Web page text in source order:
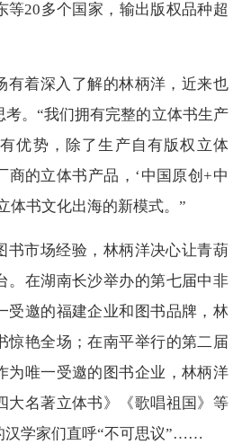
等20多个国家，输出版权品种超
有着深入了解的林柄洋，近来也
。“我们拥有完整的立体书生产
优势，除了生产自有版权立体
商的立体书产品，‘中国原创+中
体书文化出海的新模式。”
书市场经验，林柄洋决心让青葫
。在湖南长沙举办的第七届中非
受邀的福建企业和图书品牌，林
惊艳全场；在南平举行的第二届
为唯一受邀的图书企业，林柄洋
大名著立体书》《歌唱祖国》等
汉学家们直呼“不可思议”……